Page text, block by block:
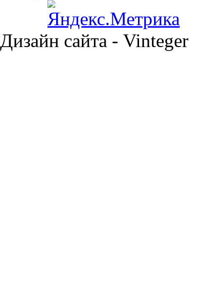
Дизайн сайта - Vinteger